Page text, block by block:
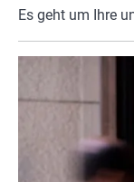
Es geht um Ihre